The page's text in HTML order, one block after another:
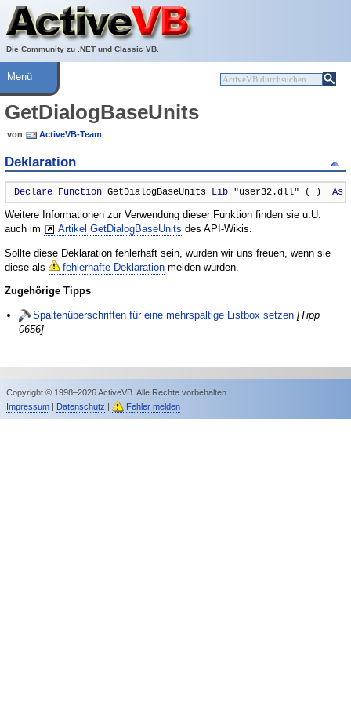
Die Community zu .NET und Classic VB.
Über ActiveVB
Hilfe
Menü
GetDialogBaseUnits
von ActiveVB-Team
Deklaration
Declare Function GetDialogBaseUnits Lib "user32.dll" ( ) As
Weitere Informationen zur Verwendung dieser Funktion finden sie u.U.
auch im
Artikel GetDialogBaseUnits des API-Wikis.
Sollte diese Deklaration fehlerhaft sein, würden wir uns freuen, wenn sie
diese als
fehlerhafte Deklaration melden würden.
Zugehörige Tipps
Spaltenüberschriften für eine mehrspaltige Listbox setzen [Tipp
0656]
Copyright © 1998–2026 ActiveVB. Alle Rechte vorbehalten.
Impressum| Datenschutz | Fehler melden